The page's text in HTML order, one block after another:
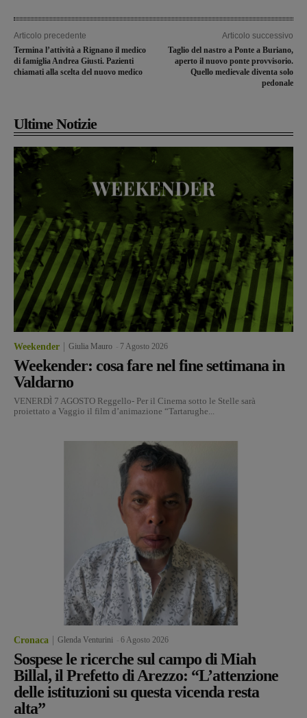
Articolo precedente
Termina l’attività a Rignano il medico
di famiglia Andrea Giusti. Pazienti
chiamati alla scelta del nuovo medico
Articolo successivo
Taglio del nastro a Ponte a Buriano,
aperto il nuovo ponte provvisorio.
Quello medievale diventa solo
pedonale
Ultime Notizie
Weekender Giulia Mauro 7 Agosto 2026
Weekender: cosa fare nel fine settimana in
Valdarno
VENERDÌ 7 AGOSTO Reggello- Per il Cinema sotto le Stelle sarà
proiettato a Vaggio il film d’animazione “Tartarughe...
Cronaca Glenda Venturini 6 Agosto 2026
Sospese le ricerche sul campo di Miah
Billal, il Prefetto di Arezzo: “L’attenzione
delle istituzioni su questa vicenda resta
alta”